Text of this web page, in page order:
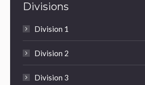
Divisions
Division 1
Division 2
Division 3